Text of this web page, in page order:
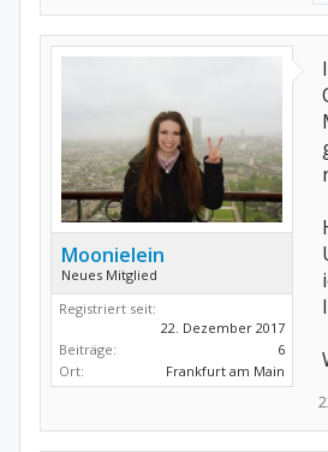
Moonielein
Neues Mitglied
Registriert seit:
22. Dezember 2017
Beiträge:
6
Ort:
Frankfurt am Main